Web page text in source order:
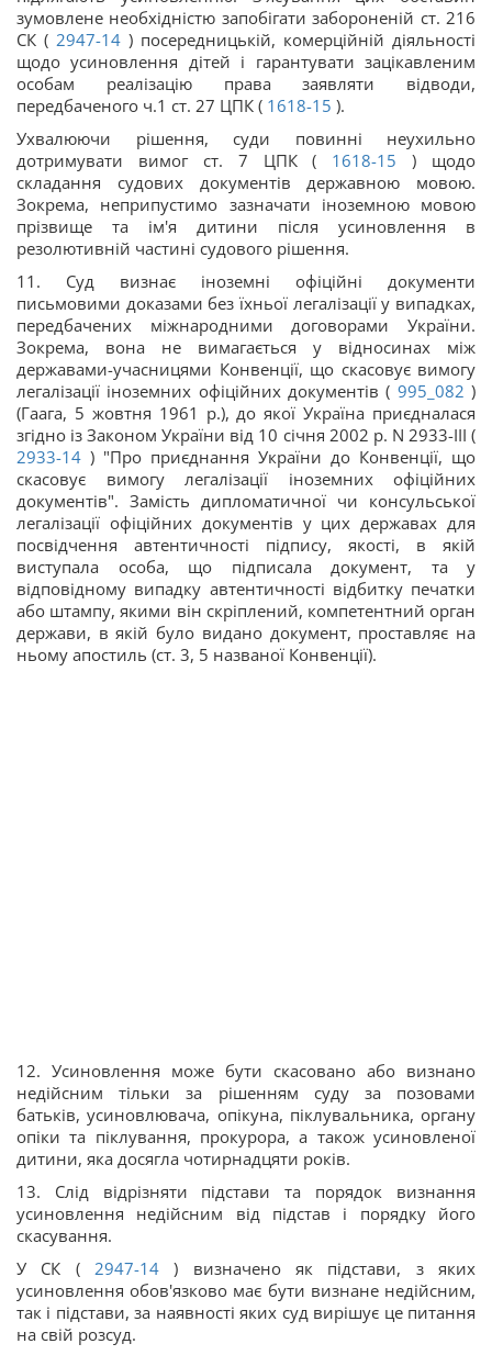
зумовлене необхідністю запобігати забороненій ст. 216
СК ( 2947-14 ) посередницькій, комерційній діяльності
щодо усиновлення дітей і гарантувати зацікавленим
особам реалізацію права заявляти відводи,
передбаченого ч.1 ст. 27 ЦПК ( 1618-15 ).
Ухвалюючи рішення, суди повинні неухильно
дотримувати вимог ст. 7 ЦПК ( 1618-15 ) щодо
складання судових документів державною мовою.
Зокрема, неприпустимо зазначати іноземною мовою
прізвище та ім'я дитини після усиновлення в
резолютивній частині судового рішення.
11. Суд визнає іноземні офіційні документи
письмовими доказами без їхньої легалізації у випадках,
передбачених міжнародними договорами України.
Зокрема, вона не вимагається у відносинах між
державами-учасницями Конвенції, що скасовує вимогу
легалізації іноземних офіційних документів ( 995_082 )
(Гаага, 5 жовтня 1961 р.), до якої Україна приєдналася
згідно із Законом України від 10 січня 2002 р. N 2933-III (
2933-14 ) "Про приєднання України до Конвенції, що
скасовує вимогу легалізації іноземних офіційних
документів". Замість дипломатичної чи консульської
легалізації офіційних документів у цих державах для
посвідчення автентичності підпису, якості, в якій
виступала особа, що підписала документ, та у
відповідному випадку автентичності відбитку печатки
або штампу, якими він скріплений, компетентний орган
держави, в якій було видано документ, проставляє на
ньому апостиль (ст. 3, 5 названої Конвенції).
12. Усиновлення може бути скасовано або визнано
недійсним тільки за рішенням суду за позовами
батьків, усиновлювача, опікуна, піклувальника, органу
опіки та піклування, прокурора, а також усиновленої
дитини, яка досягла чотирнадцяти років.
13. Слід відрізняти підстави та порядок визнання
усиновлення недійсним від підстав і порядку його
скасування.
У СК ( 2947-14 ) визначено як підстави, з яких
усиновлення обов'язково має бути визнане недійсним,
так і підстави, за наявності яких суд вирішує це питання
на свій розсуд.